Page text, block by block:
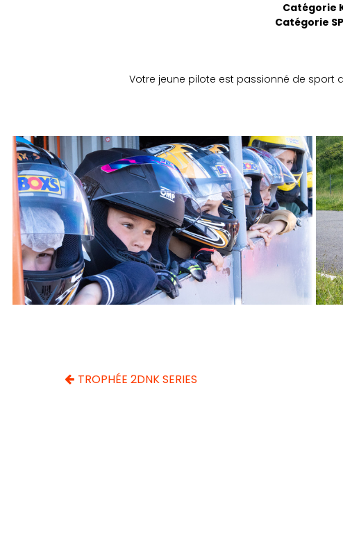
Catégorie
Catégorie
Votre jeune pilote est passionné de sport
TROPHÉE 2DNK SERIES